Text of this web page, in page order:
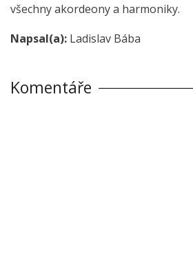
všechny akordeony a harmoniky.
Napsal(a): Ladislav Bába
Komentáře